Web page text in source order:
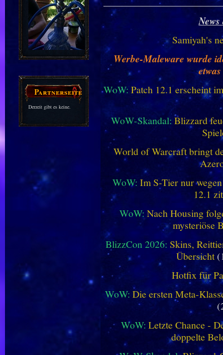
Partnerseiten
Derzeit gibt es keine.
Samiyah's
Werbe-Maleware wurde
WoW: Patch 12.1 erscheint
WoW-Skandal: Blizzard
World of Warcraft bringt
WoW: Im S-Tier nur
12.1
WoW: Nach Housing
mysteriöse
BlizzCon 2026: Skins,
Übersicht
Hotfix für
WoW: Die ersten Meta-
WoW: Letzte Chance -
doppelte